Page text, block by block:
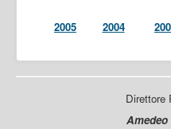
2005 2004
Direttore
Amedeo